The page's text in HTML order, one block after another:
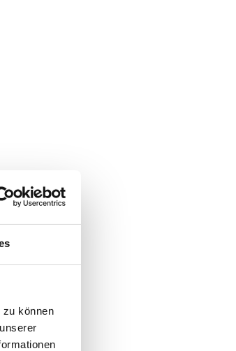
zu können